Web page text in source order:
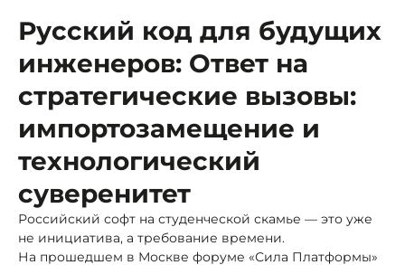
Русский код для будущих
инженеров: Ответ на
стратегические вызовы:
импортозамещение и
технологический
суверенитет
Российский софт на студенческой скамье — это уже
не инициатива, а требование времени.
На прошедшем в Москве форуме «Сила Платформы»